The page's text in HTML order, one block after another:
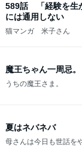
589話 「経験を生
には通用しない
猫マンガ 米子さん
魔王ちゃん一周忌。
うちの魔王さま。
夏はネバネバ
母さんは今日も世話を